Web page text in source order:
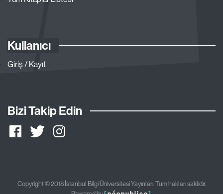
Kullanıcı
Giriş / Kayıt
Bizi Takip Edin
Copyright © 2018 İstanbul Bilgi Üniversitesi Yayınları. Tüm hakları saklıdır.